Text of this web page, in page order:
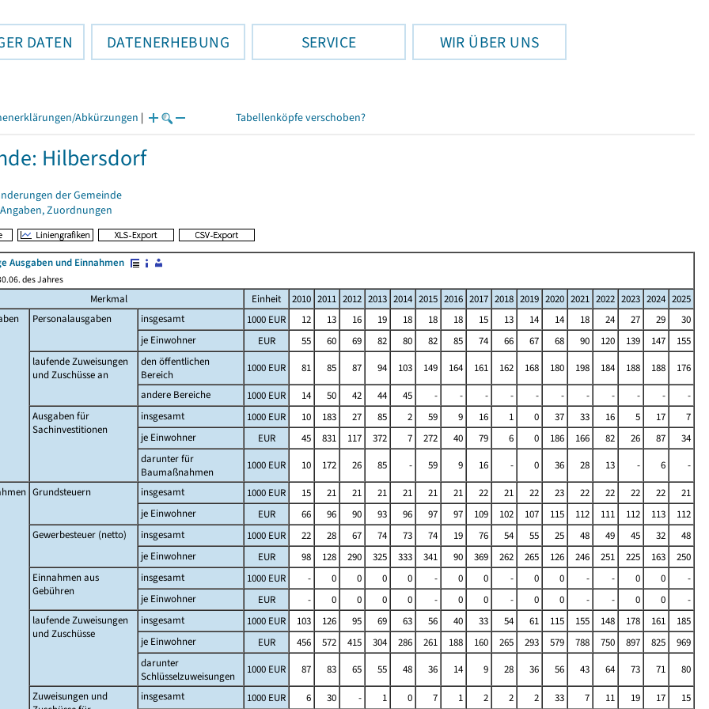
DATEN DATENERHEBUNG SERVICE WIR ÜBER UNS
Abkürzungen | Tabellenköpfe verschoben?
Hilbersdorf
der Gemeinde
Zuordnungen
Ausgaben und Einnahmen
des Jahres
Merkmal Einheit 2010 2011 2012 2013 2014 2015 2016 2017 2018 2019 2020 2021 2022 2023 2024 2025
Personalausgaben insgesamt 1000 EUR 12 13 16 19 18 18 18 15 13 14 14 18 24 27 29
30
je Einwohner
EUR 55 60 69 82 80 82 85 74 66 67 68 90 120 139 147
155
laufende Zuweisungen
und Zuschüsse an
den öffentlichen
Bereich
1000 EUR 81 85 87 94 103 149 164 161 162 168 180 198 184 188 188
176
andere Bereiche
1000 EUR 14 50 42 44 45 - - - - - - - - - -
-
Ausgaben für
Sachinvestitionen
insgesamt 1000 EUR 10 183 27 85 2 59 9 16 1 0 37 33 16 5 17
7
je Einwohner
EUR 45 831 117 372 7 272 40 79 6 0 186 166 82 26 87
34
darunter für
Baumaßnahmen
1000 EUR 10 172 26 85 - 59 9 16 - 0 36 28 13 - 6
-
Grundsteuern insgesamt 1000 EUR 15 21 21 21 21 21 21 22 21 22 23 22 22 22 22
21
je Einwohner
EUR 66 96 90 93 96 97 97 109 102 107 115 112 111 112 113
112
Gewerbesteuer (netto)
insgesamt 1000 EUR 22 28 67 74 73 74 19 76 54 55 25 48 49 45 32
48
je Einwohner
EUR 98 128 290 325 333 341 90 369 262 265 126 246 251 225 163
250
Einnahmen aus
Gebühren
insgesamt 1000 EUR - 0 0 0 0 - 0 0 - 0 0 - - 0 0
-
je Einwohner
EUR - 0 0 0 0 - 0 0 - 0 0 - - 0 0
-
laufende Zuweisungen
und Zuschüsse
insgesamt 1000 EUR 103 126 95 69 63 56 40 33 54 61 115 155 148 178 161
185
je Einwohner
EUR 456 572 415 304 286 261 188 160 265 293 579 788 750 897 825
969
darunter
Schlüsselzuweisungen
1000 EUR 87 83 65 55 48 36 14 9 28 36 56 43 64 73 71
80
Zuweisungen und
insgesamt 1000 EUR 6 30 - 1 0 7 1 2 2 2 33 7 11 19 17 15